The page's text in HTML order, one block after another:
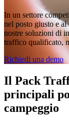
In un settore
nel posto giusto e
nostre soluzioni di
traffico qualificato,
Richiedi una demo
Il Pack
principali
campeggio